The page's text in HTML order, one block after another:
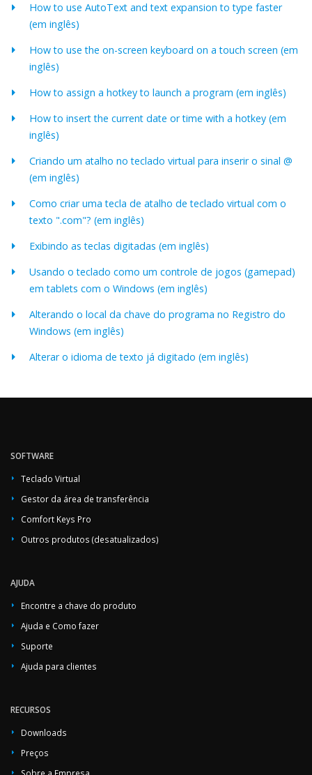
How to use AutoText and text expansion to type faster
(em inglês)
How to use the on-screen keyboard on a touch screen (em
inglês)
How to assign a hotkey to launch a program (em inglês)
How to insert the current date or time with a hotkey (em
inglês)
Criando um atalho no teclado virtual para inserir o sinal @
(em inglês)
Como criar uma tecla de atalho de teclado virtual com o
texto ".com"? (em inglês)
Exibindo as teclas digitadas (em inglês)
Usando o teclado como um controle de jogos (gamepad)
em tablets com o Windows (em inglês)
Alterando o local da chave do programa no Registro do
Windows (em inglês)
Alterar o idioma de texto já digitado (em inglês)
SOFTWARE
Teclado Virtual
Gestor da área de transferência
Comfort Keys Pro
Outros produtos (desatualizados)
AJUDA
Encontre a chave do produto
Ajuda e Como fazer
Suporte
Ajuda para clientes
RECURSOS
Downloads
Preços